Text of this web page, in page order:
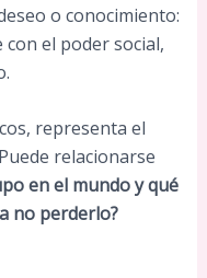
o conocimiento:
el poder social,
representa el
relacionarse
en el mundo y qué
no perderlo?